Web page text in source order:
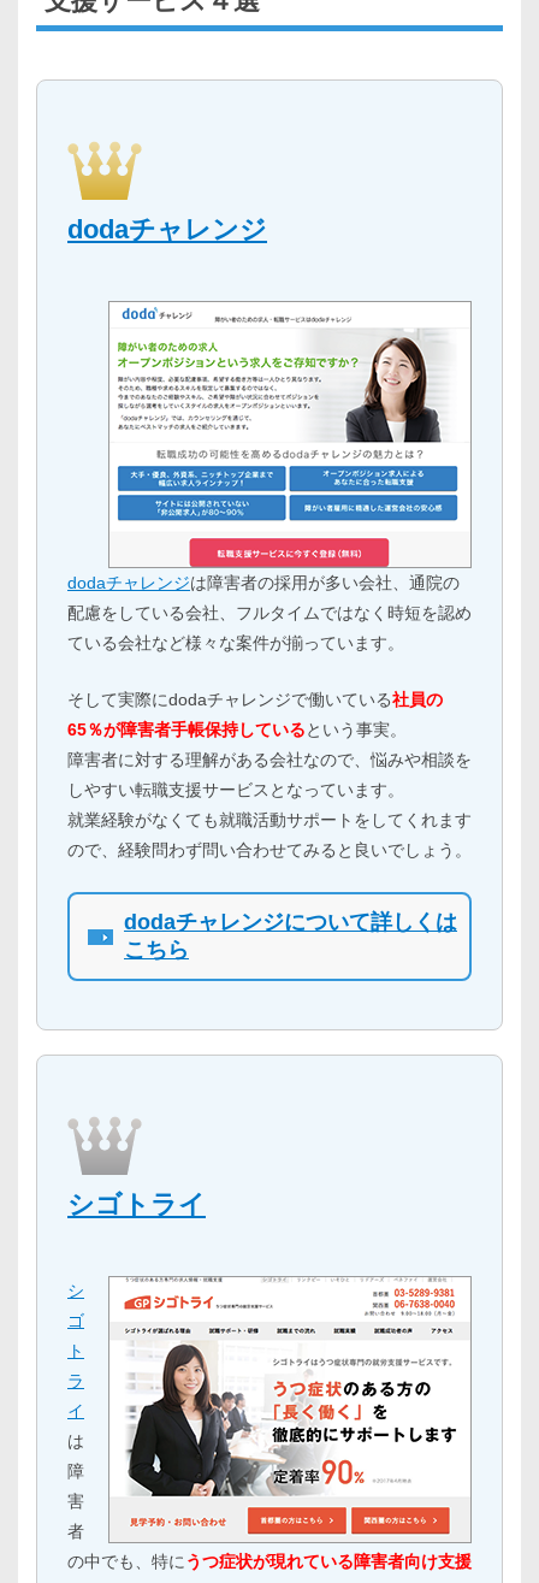
dodaチャレンジ
dodaチャレンジは障害者の採用が多い会社、通院の
配慮をしている会社、フルタイムではなく時短を認め
ている会社など様々な案件が揃っています。
そして実際にdodaチャレンジで働いている社員の
65％が障害者手帳保持しているという事実。
障害者に対する理解がある会社なので、悩みや相談を
しやすい転職支援サービスとなっています。
就業経験がなくても就職活動サポートをしてくれます
ので、経験問わず問い合わせてみると良いでしょう。
dodaチャレンジについて詳しくは
こちら
シゴトライ
シ
ゴ
ト
ラ
イ
は
障
害
者
の中でも、特にうつ症状が現れている障害者向け支援